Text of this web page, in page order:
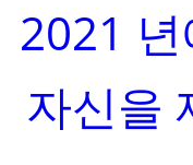
2021
자신을